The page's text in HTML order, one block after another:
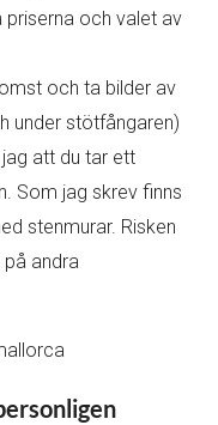
och valet av
och ta bilder av
under stötfångaren)
att du tar ett
Som jag skrev finns
stenmurar. Risken
andra